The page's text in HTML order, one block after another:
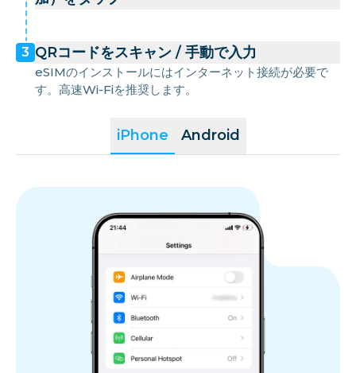
iPhone Android
3 QRコードをスキャン / 手動で入力
eSIMのインストールにはインターネット接続が必要で
す。高速Wi-Fiを推奨します。